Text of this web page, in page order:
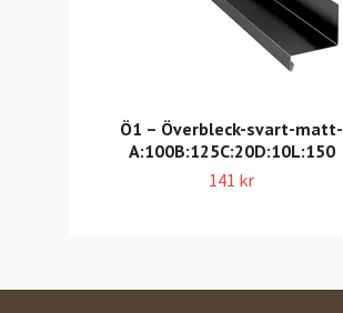
Ö1 – Överbleck-svart-matt-
A:100B:125C:20D:10L:150
141 kr